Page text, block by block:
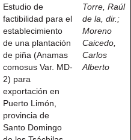
Estudio de
factibilidad para el
establecimiento
de una plantación
de piña (Anamas
comosus Var. MD-
2) para
exportación en
Puerto Limón,
provincia de
Santo Domingo
Torre, Raúl
de la, dir. ;
Moreno
Caicedo,
Carlos
Alberto